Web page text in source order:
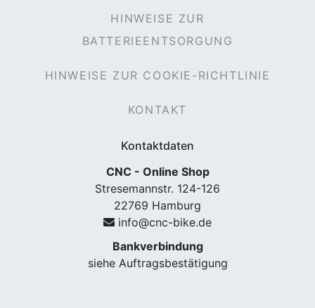
HINWEISE ZUR
BATTERIEENTSORGUNG
HINWEISE ZUR COOKIE-RICHTLINIE
KONTAKT
Kontaktdaten
CNC - Online Shop
Stresemannstr. 124-126
22769 Hamburg
info@cnc-bike.de
Bankverbindung
siehe Auftragsbestätigung